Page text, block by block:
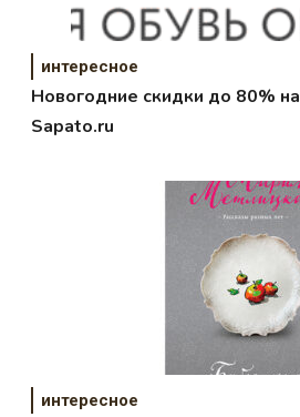
интересное
Новогодние скидки до 80% на
Sapato.ru
интересное